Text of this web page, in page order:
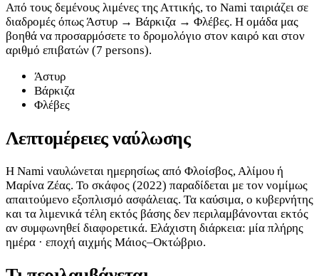
Από τους δεμένους λιμένες της Αττικής, το Nami ταιριάζει σε
διαδρομές όπως Άστυρ → Βάρκιζα → Φλέβες. Η ομάδα μας
βοηθά να προσαρμόσετε το δρομολόγιο στον καιρό και στον
αριθμό επιβατών (7 persons).
Άστυρ
Βάρκιζα
Φλέβες
Λεπτομέρειες ναύλωσης
Η Nami ναυλώνεται ημερησίως από Φλοίσβος, Αλίμου ή
Μαρίνα Ζέας. Το σκάφος (2022) παραδίδεται με τον νομίμως
απαιτούμενο εξοπλισμό ασφάλειας. Τα καύσιμα, ο κυβερνήτης
και τα λιμενικά τέλη εκτός βάσης δεν περιλαμβάνονται εκτός
αν συμφωνηθεί διαφορετικά. Ελάχιστη διάρκεια: μία πλήρης
ημέρα · εποχή αιχμής Μάιος–Οκτώβριο.